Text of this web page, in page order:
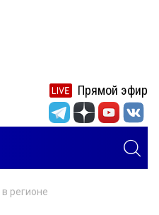
Прямой эфир
регионе